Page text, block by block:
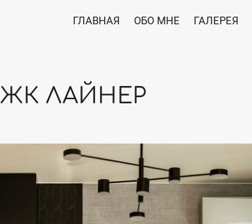
ГЛАВНАЯ ОБО МНЕ ГАЛЕРЕЯ
ЖК ЛАЙНЕР